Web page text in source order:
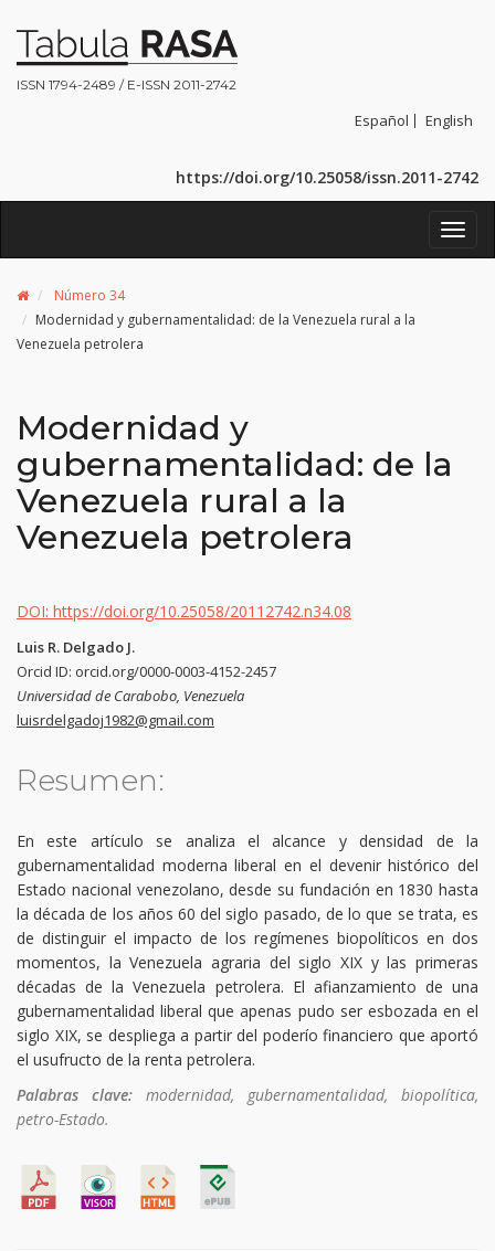
ISSN 1794-2489 / E-ISSN 2011-2742
Español English
https://doi.org/10.25058/issn.2011-2742
Número 34
Modernidad y gubernamentalidad: de la Venezuela rural a la
Venezuela petrolera
Modernidad y
gubernamentalidad: de la
Venezuela rural a la
Venezuela petrolera
DOI: https://doi.org/10.25058/20112742.n34.08
Luis R. Delgado J.
Orcid ID: orcid.org/0000-0003-4152-2457
Universidad de Carabobo, Venezuela
luisrdelgadoj1982@gmail.com
Resumen:
En este artículo se analiza el alcance y densidad de la
gubernamentalidad moderna liberal en el devenir histórico del
Estado nacional venezolano, desde su fundación en 1830 hasta
la década de los años 60 del siglo pasado, de lo que se trata, es
de distinguir el impacto de los regímenes biopolíticos en dos
momentos, la Venezuela agraria del siglo XIX y las primeras
décadas de la Venezuela petrolera. El afianzamiento de una
gubernamentalidad liberal que apenas pudo ser esbozada en el
siglo XIX, se despliega a partir del poderío financiero que aportó
el usufructo de la renta petrolera.
Palabras clave: modernidad, gubernamentalidad, biopolítica,
petro-Estado.